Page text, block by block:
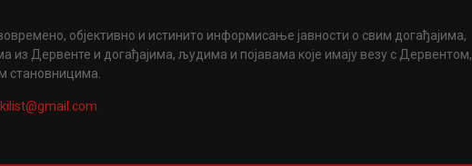
објективно и истинито информисање јавности о свим догађајима,
из Дервенте и догађајима, људима и појавама које имају везу с Дервентом,
становницима.